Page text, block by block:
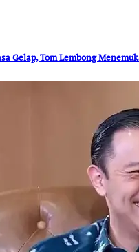
Gelap, Tom Lembong